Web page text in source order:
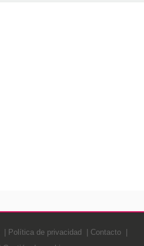
Política de privacidad
Contacto